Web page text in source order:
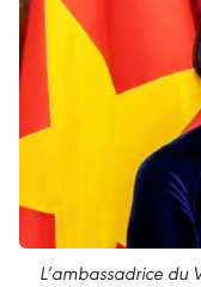
L’ambassadrice du